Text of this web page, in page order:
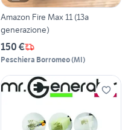
Amazon Fire Max 11 (13a
generazione)
150 €
Peschiera Borromeo(MI)